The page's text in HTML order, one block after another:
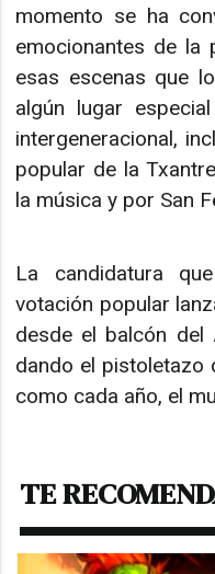
momento se ha
emocionantes de la
esas escenas que
algún lugar
intergeneracional,
popular de la
la música y por San
La candidatura
votación popular
desde el balcón del
dando el pistoletazo
como cada año, el
TE